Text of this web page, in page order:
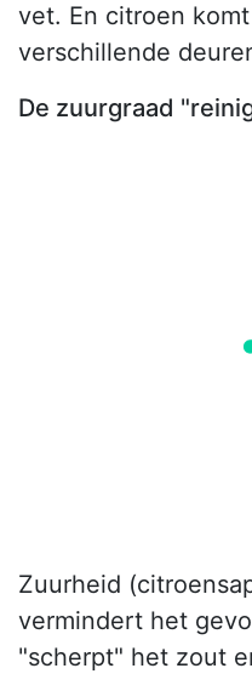
vet. En citroen
verschillende
De zuurgraad
Zuurheid
vermindert het
"scherpt" het zout